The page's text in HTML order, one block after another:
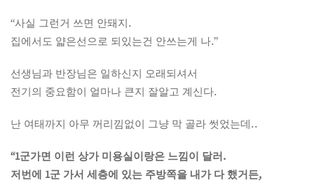
“사실 그런거 쓰면 안돼지.
집에서도 얇은선으로 되있는건 안쓰는게 나.”
선생님과 반장님은 일하신지 오래되셔서
전기의 중요함이 얼마나 큰지 잘알고 계신다.
난 여태까지 아무 꺼리낌없이 그냥 막 골라 썻었는데..
“1군가면 이런 상가 미용실이랑은 느낌이 달러.
저번에 1군 가서 세층에 있는 주방쪽을 내가 다 했거든,